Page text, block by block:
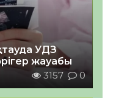
УДЗ
жауабы
3157 0